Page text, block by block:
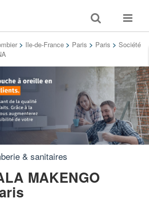
Toggle
search
Toggle
> Ile-de-France > Paris > Paris > Société
& sanitaires
MAKENGO